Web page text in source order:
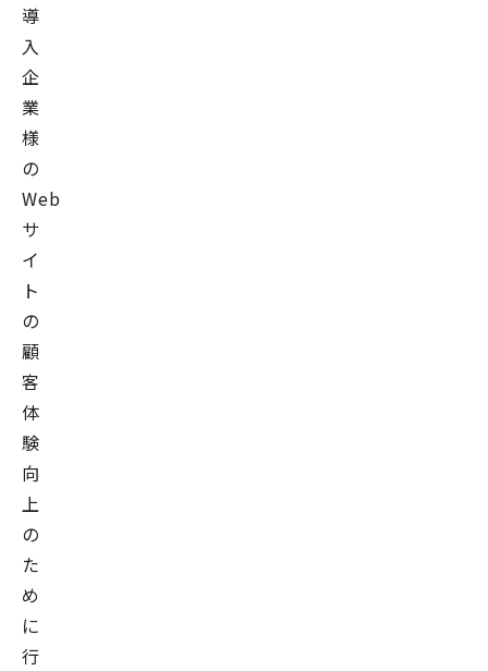
導
入
企
業
様
の
Web
サ
イ
ト
の
顧
客
体
験
向
上
の
た
め
に
行